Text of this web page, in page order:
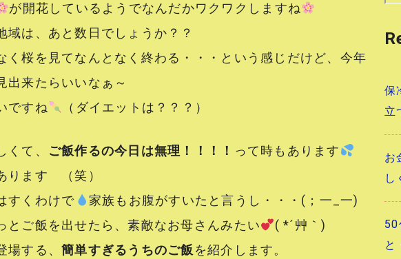
が開花しているようでなんだかワクワクしますね
域は、あと数日でしょうか？？
く桜を見てなんとなく終わる・・・という感じだけど、今年
出来たらいいなぁ～
ですね
（ダイエットは？？？）
て、 ご飯作るの今日は無理！！！！ って時もあります
ります （笑）
すくわけで
家族もお腹がすいたと言うし・・・(；一_一)
とご飯を出せたら、素敵なお母さんみたい
( *´艸｀)
場する、簡単すぎるうちのご飯を紹介します。
保
立
お
し
50
と